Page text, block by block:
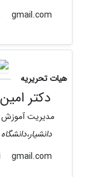
gmail.com
هیات تحریریه
دکتر
مدیریت آموزش
gmail.com